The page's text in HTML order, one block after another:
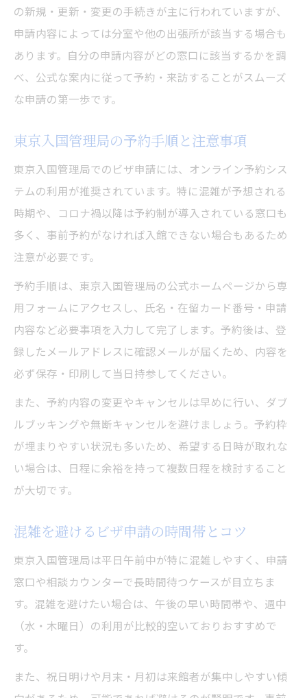
の新規・更新・変更の手続きが主に行われていますが、
申請内容によっては分室や他の出張所が該当する場合も
あります。自分の申請内容がどの窓口に該当するかを調
べ、公式な案内に従って予約・来訪することがスムーズ
な申請の第一歩です。
東京入国管理局の予約手順と注意事項
東京入国管理局でのビザ申請には、オンライン予約シス
テムの利用が推奨されています。特に混雑が予想される
時期や、コロナ禍以降は予約制が導入されている窓口も
多く、事前予約がなければ入館できない場合もあるため
注意が必要です。
予約手順は、東京入国管理局の公式ホームページから専
用フォームにアクセスし、氏名・在留カード番号・申請
内容など必要事項を入力して完了します。予約後は、登
録したメールアドレスに確認メールが届くため、内容を
必ず保存・印刷して当日持参してください。
また、予約内容の変更やキャンセルは早めに行い、ダブ
ルブッキングや無断キャンセルを避けましょう。予約枠
が埋まりやすい状況も多いため、希望する日時が取れな
い場合は、日程に余裕を持って複数日程を検討すること
が大切です。
混雑を避けるビザ申請の時間帯とコツ
東京入国管理局は平日午前中が特に混雑しやすく、申請
窓口や相談カウンターで長時間待つケースが目立ちま
す。混雑を避けたい場合は、午後の早い時間帯や、週中
（水・木曜日）の利用が比較的空いておりおすすめで
す。
また、祝日明けや月末・月初は来館者が集中しやすい傾